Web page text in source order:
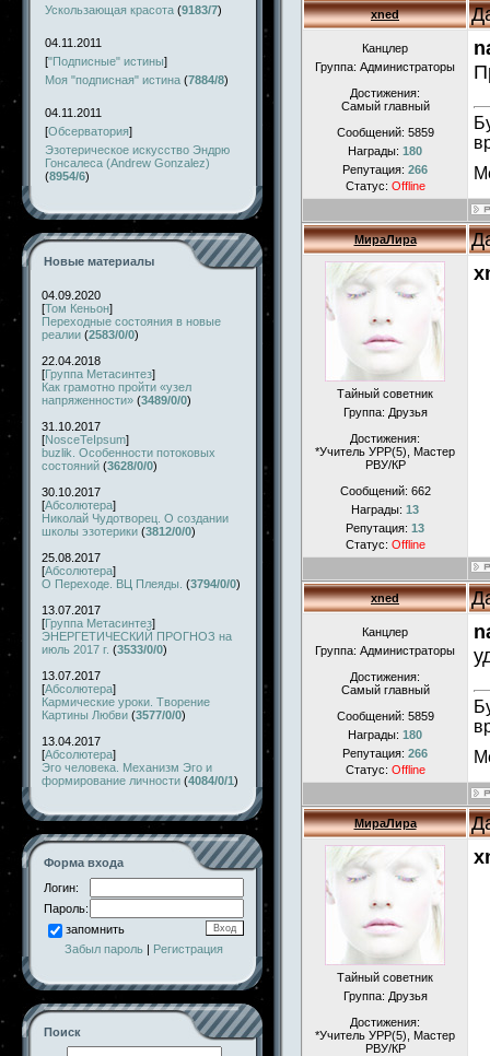
Ускользающая красота (9183/7)
04.11.2011
["Подписные" истины]
Моя "подписная" истина (7884/8)
04.11.2011
[Обсерватория]
Эзотерическое искусство Эндрю
Гонсалеса (Andrew Gonzalez)
(8954/6)
Новые материалы
04.09.2020
[Том Кеньон]
Переходные состояния в новые
реалии (2583/0/0)
22.04.2018
[Группа Метасинтез]
Как грамотно пройти «узел
напряженности» (3489/0/0)
31.10.2017
[NosceTeIpsum]
buzlik. Особенности потоковых
состояний (3628/0/0)
30.10.2017
[Абсолютера]
Николай Чудотворец. О создании
школы эзотерики (3812/0/0)
25.08.2017
[Абсолютера]
О Переходе. ВЦ Плеяды. (3794/0/0)
13.07.2017
[Группа Метасинтез]
ЭНЕРГЕТИЧЕСКИЙ ПРОГНОЗ на
июль 2017 г. (3533/0/0)
13.07.2017
[Абсолютера]
Кармические уроки. Творение
Картины Любви (3577/0/0)
13.04.2017
[Абсолютера]
Эго человека. Механизм Эго и
формирование личности (4084/0/1)
Форма входа
Логин:
Пароль:
запомнить
Забыл пароль | Регистрация
Поиск
xned
Канцлер
Группа: Администраторы
Достижения:
Самый главный
Сообщений: 5859
Награды: 180
Репутация: 266
Статус: Offline
МираЛира
Тайный советник
Группа: Друзья
Достижения:
*Учитель УРР(5), Маcтер
РВУ/КР
Сообщений: 662
Награды: 13
Репутация: 13
Статус: Offline
xned
Канцлер
Группа: Администраторы
Достижения:
Самый главный
Сообщений: 5859
Награды: 180
Репутация: 266
Статус: Offline
МираЛира
Тайный советник
Группа: Друзья
Достижения:
*Учитель УРР(5), Маcтер
РВУ/КР